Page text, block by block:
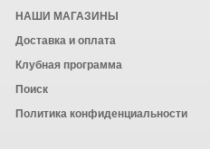
НАШИ МАГАЗИНЫ
Доставка и оплата
Клубная программа
Поиск
Политика конфиденциальности